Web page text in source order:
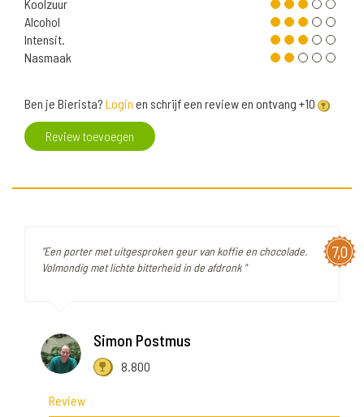
Koolzuur
Alcohol
Intensit.
Nasmaak
Ben je Bierista? Login en schrijf een review en ontvang +10
Review toevoegen
7,0
"Een porter met uitgesproken geur van koffie en chocolade.
Volmondig met lichte bitterheid in de afdronk "
Simon Postmus
8.800
Review